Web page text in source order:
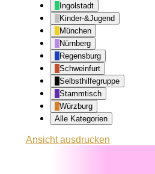
Ingolstadt
Kinder-&Jugend
München
Nürnberg
Regensburg
Schweinfurt
Selbsthilfegruppe
Stammtisch
Würzburg
Alle Kategorien
Ansichtausdrucken